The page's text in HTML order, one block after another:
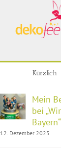
Kürzlich
Mein
bei
Bayern“
12. Dezember 2025